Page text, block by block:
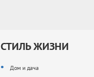
СТИЛЬ ЖИЗНИ
Дом и дача